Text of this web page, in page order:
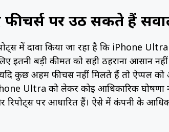
पर उठ सकते हैं
में दावा किया जा रहा है कि iPhone
इतनी बड़ी कीमत को सही ठहराना आसान नहीं
कुछ अहम फीचर्स नहीं मिलते हैं तो ऐप्पल
Ultra को लेकर कोई आधिकारिक घोषणा
पर आधारित हैं। ऐसे में कंपनी के